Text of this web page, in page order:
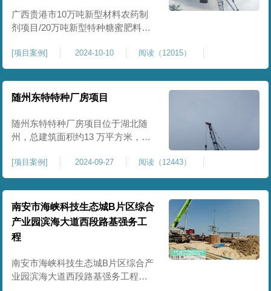
广西贵港市10万吨新型材料农药制
剂项目/20万吨新型特种糖蜜肥料项
期施工，一期为10万吨新型材料农
药制剂项目施工，二期为20万吨新
型特种糖蜜肥料项目，两期项目都
采用基础承台加强夯和普通强夯施
使用要求，单独对基础承台位置地
基进行置换加强夯，其他区域采用
[项目案例] 2024-10-10 阅读（12015）
随州东特特种厂房项目
随州东特特种厂房项目位于湖北随
州，总建筑面积约13 万平方米，为
载力与均匀性要求严苛。项目于
2024 年 9 月正式开工，地基处理采
用高能级强夯施工工艺，通过大吨
位重锤动力固结，全面提升场地密
实度与承载性能，满足重载车间、
设备基础与行车轨道的长期稳定运
行要求。项目严格遵循强夯地基处
[项目案例] 2024-09-27 阅读（12443）
南安市海峡科技生态城B片区综合
产业园滨海大道西段路基强务工
程
南安市海峡科技生态城B片区综合产
业园滨海大道西段路基强务工程位